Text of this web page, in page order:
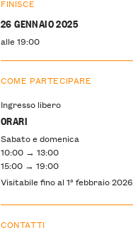
FINISCE
26 GENNAIO 2025
alle 19:00
COME PARTECIPARE
Ingresso libero
ORARI
Sabato e domenica
10:00 → 13:00
15:00 → 19:00
Visitabile fino al 1° febbraio 2026
CONTATTI